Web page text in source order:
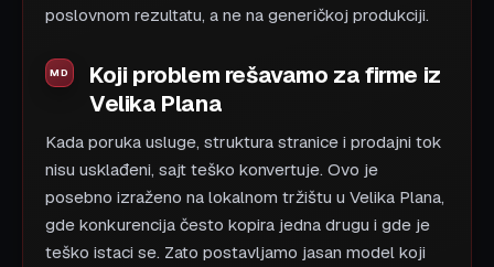
poslovnom rezultatu, a ne na generičkoj produkciji.
Koji problem rešavamo za firme iz
Velika Plana
Kada poruka usluge, struktura stranice i prodajni tok
nisu usklađeni, sajt teško konvertuje. Ovo je
posebno izraženo na lokalnom tržištu u Velika Plana,
gde konkurencija često kopira jedna drugu i gde je
teško istaci se. Zato postavljamo jasan model koji